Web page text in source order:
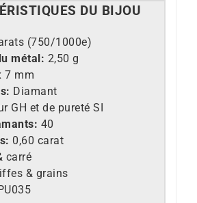
ÉRISTIQUES DU BIJOU
(750/1000e)
métal: 2,50 g
7 mm
Diamant
GH et de pureté SI
40
0,60 carat
carré
& grains